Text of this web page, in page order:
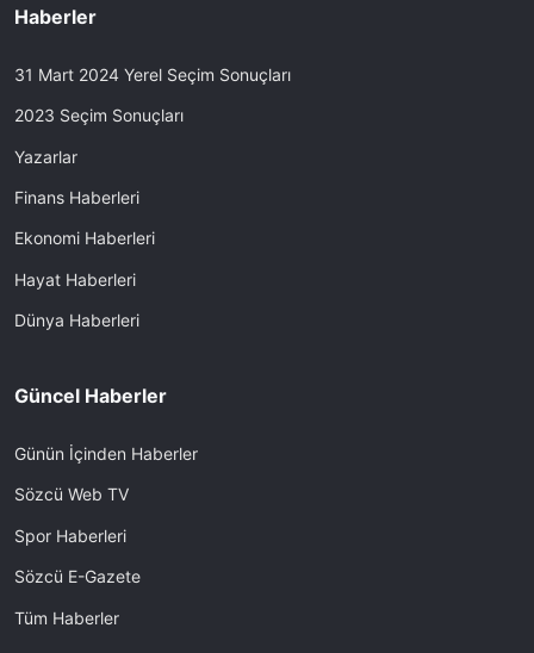
Haberler
31 Mart 2024 Yerel Seçim Sonuçları
2023 Seçim Sonuçları
Yazarlar
Finans Haberleri
Ekonomi Haberleri
Hayat Haberleri
Dünya Haberleri
Güncel Haberler
Günün İçinden Haberler
Sözcü Web TV
Spor Haberleri
Sözcü E-Gazete
Tüm Haberler